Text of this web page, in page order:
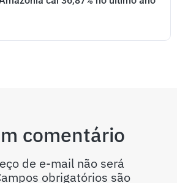
comentário
de e-mail não será
obrigatórios são